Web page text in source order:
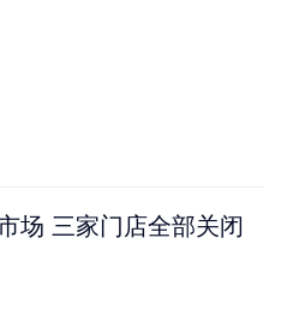
场 三家门店全部关闭